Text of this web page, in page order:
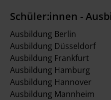
Schüler:innen -
Ausbildung Berlin
Ausbildung Düsseldorf
Ausbildung Frankfurt
Ausbildung Hamburg
Ausbildung Hannover
Ausbildung Mannheim